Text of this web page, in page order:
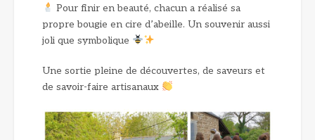
Pour finir en beauté, chacun a réalisé sa
propre bougie en cire d’abeille. Un souvenir aussi
joli que symbolique
Une sortie pleine de découvertes, de saveurs et
de savoir-faire artisanaux